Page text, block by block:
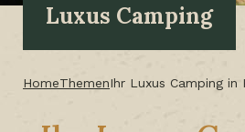
Luxus Camping
HomeThemenIhr Luxus Camping in